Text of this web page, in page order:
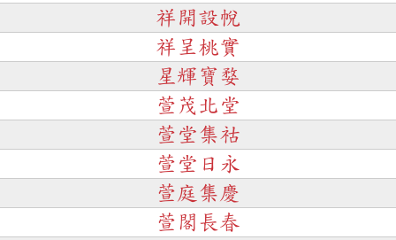
祥開設帨
祥呈桃實
星輝寶婺
萱茂北堂
萱堂集祜
萱堂日永
萱庭集慶
萱閣長春